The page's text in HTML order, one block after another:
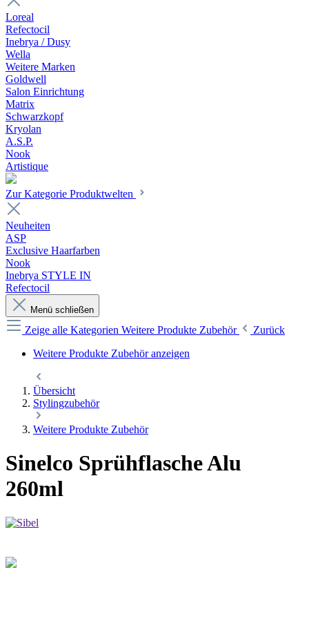
Loreal
Refectocil
Inebrya / Dusy
Wella
Weitere Marken
Goldwell
Salon Einrichtung
Matrix
Schwarzkopf
Kryolan
A.S.P.
Nook
Artistique
Zur Kategorie Produktwelten
Neuheiten
ASP
Exclusive Haarfarben
Nook
Inebrya STYLE IN
Refectocil
Menü schließen
Zeige alle Kategorien Weitere Produkte Zubehör
Zurück
Weitere Produkte Zubehör anzeigen
Übersicht
Stylingzubehör
Weitere Produkte Zubehör
Sinelco Sprühflasche Alu
260ml